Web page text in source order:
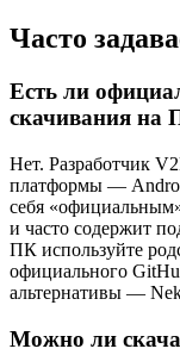
Часто
Есть ли
скачивания на
Нет. Разработчик
платформы —
себя
и часто содержит
ПК используйте
официального
альтернативы —
Можно ли